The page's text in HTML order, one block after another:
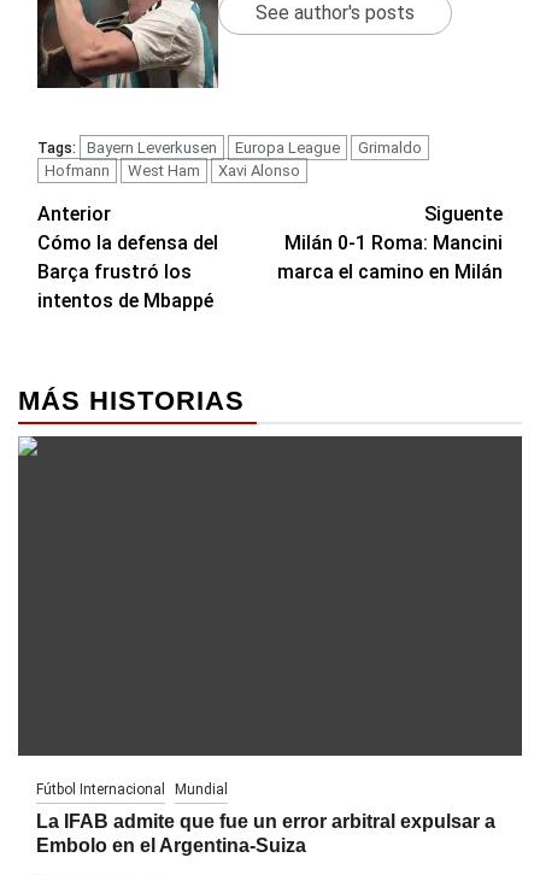
See author's posts
Tags: Bayern Leverkusen Europa League
Grimaldo
Hofmann
West Ham Xavi Alonso
Navegación
de
entradas
Anterior
Cómo la defensa del
Barça frustró los
intentos de Mbappé
Siguente
Milán 0-1 Roma: Mancini
marca el camino en Milán
MÁS HISTORIAS
Fútbol Internacional Mundial
La IFAB admite que fue un error arbitral expulsar a
Embolo en el Argentina-Suiza